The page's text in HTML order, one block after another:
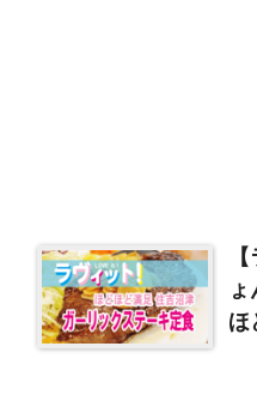
ほ